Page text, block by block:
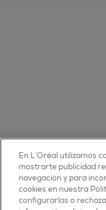
© 2025 essie
En L’Oréal utilizamos
mostrarte publicidad
navegación y para
cookies en nuestra
configurarlas o